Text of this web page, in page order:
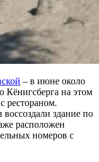
– в июне около
Кёнигсберга на этом
рестораном.
здание по
расположен
номеров с